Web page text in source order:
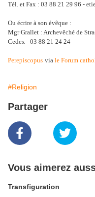
Tél. et Fax : 03 88 21 29 96 -
Ou écrire à son évêque :
Mgr Grallet : Archevêché de
Cedex - 03 88 21 24 24
Perepiscopus via le Forum
#Religion
Partager
Vous aimerez
Transfiguration